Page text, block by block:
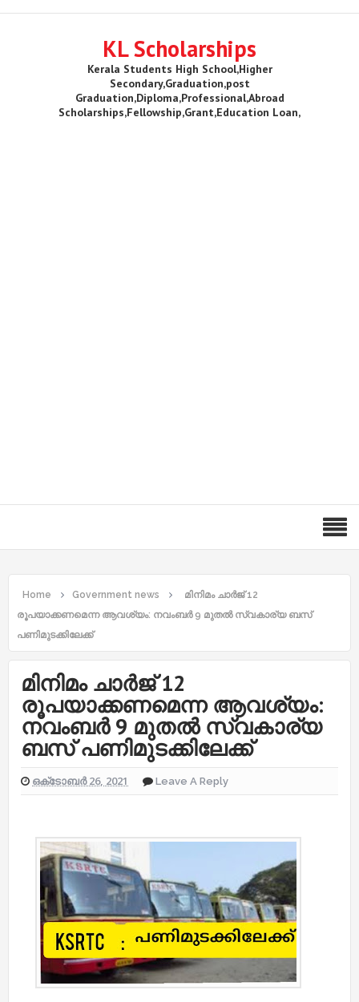
KL Scholarships
Kerala Students High School,Higher
Secondary,Graduation,post
Graduation,Diploma,Professional,Abroad
Scholarships,Fellowship,Grant,Education Loan,
Home Government news
മിനിമം ചാര്‍ജ് 12
രൂപയാക്കണമെന്ന ആവശ്യം: നവംബർ 9 മുതൽ സ്വകാര്യ ബസ്
പണിമുടക്കിലേക്ക്
മിനിമം ചാര്‍ജ് 12
രൂപയാക്കണമെന്ന ആവശ്യം:
നവംബർ 9 മുതൽ സ്വകാര്യ
ബസ് പണിമുടക്കിലേക്ക്
ഒക്‌ടോബർ 26, 2021 Leave A Reply